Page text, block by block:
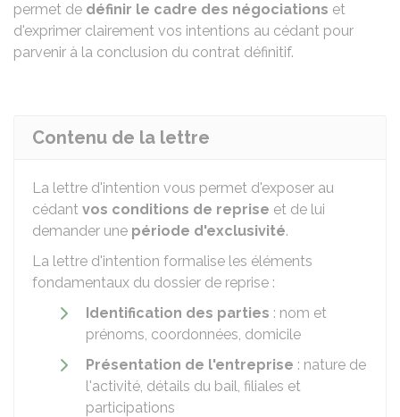
permet de définir le cadre des négociations et
d'exprimer clairement vos intentions au cédant pour
parvenir à la conclusion du contrat définitif.
Contenu de la lettre
La lettre d'intention vous permet d'exposer au
cédant vos conditions de reprise et de lui
demander une période d'exclusivité.
La lettre d'intention formalise les éléments
fondamentaux du dossier de reprise :
Identification des parties : nom et
prénoms, coordonnées, domicile
Présentation de l'entreprise : nature de
l'activité, détails du bail, filiales et
participations